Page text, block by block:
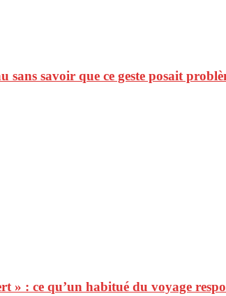
sans savoir que ce geste posait
» : ce qu’un habitué du voyage